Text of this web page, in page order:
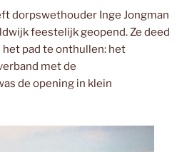
dorpswethouder Inge Jongman
feestelijk geopend. Ze deed
het pad te onthullen: het
met de
de opening in klein